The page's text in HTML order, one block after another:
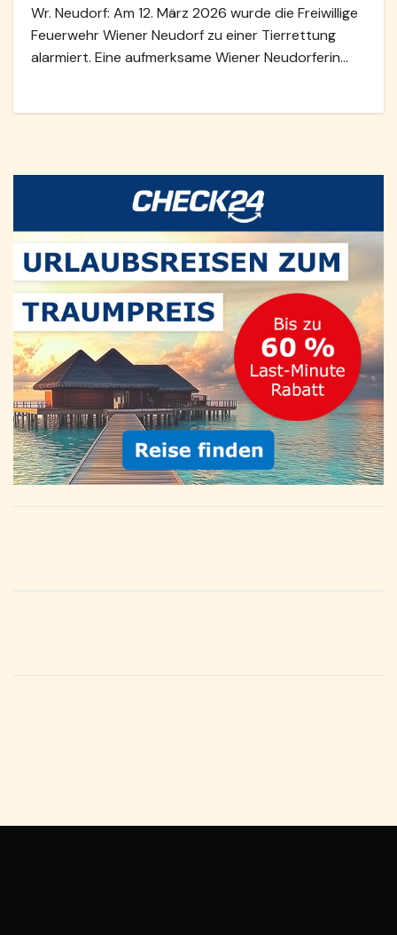
Wr. Neudorf: Am 12. März 2026 wurde die Freiwillige
Feuerwehr Wiener Neudorf zu einer Tierrettung
alarmiert. Eine aufmerksame Wiener Neudorferin…